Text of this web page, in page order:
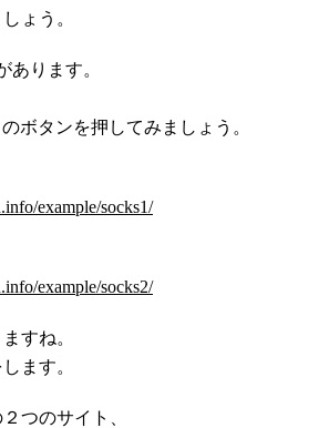
ょう。
あります。
のボタンを押してみましょう。
example/socks1/
example/socks2/
すね。
ます。
つのサイト、